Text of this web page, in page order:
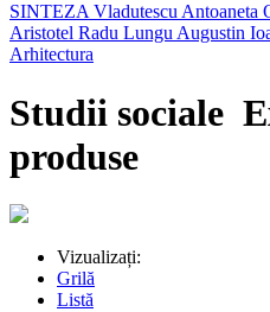
SINTEZA Vladutescu Antoaneta
Aristotel Radu Lungu Augustin
Arhitectura
Studii sociale
produse
Vizualizați:
Grilă
Listă